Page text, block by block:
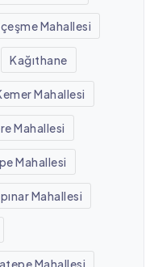
Mahallesi
Kağıthane
Mahallesi
Mahallesi
Mahallesi
Mahallesi
Mahallesi